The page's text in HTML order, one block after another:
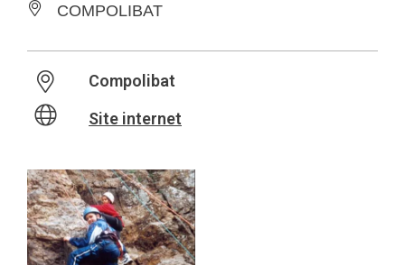
COMPOLIBAT
Compolibat
Site internet